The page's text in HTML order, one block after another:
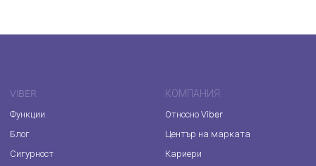
VIBER
Функции
Блог
Сигурност
КОМПАНИЯ
Относно Viber
Център на марката
Кариери